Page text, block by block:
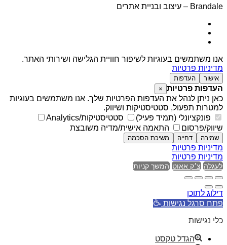
Brandale – עיצוב ובניית אתרים
אנו משתמשים בעוגיות לשיפור חוויית הגלישה ושירותי האתר.
מדיניות פרטיות
אישור העדפות
העדפות פרטיות ×
כאן ניתן לנהל את העדפות הפרטיות שלך. אנו משתמשים בעוגיות
למטרות תפעול, סטטיסטיקות ושיווק.
פונקציונלי (תמיד פעיל)
סטטיסטיקות/Analytics
שיווק/פרסום
התאמה אישית/מדיה משובצת
שמירה דחייה משיכת הסכמה
מדיניות פרטיות
מדיניות פרטיות
לעגלה צ׳ק אאוט המשך קניות
דילוג לתוכן
פתח סרגל נגישות
כלי נגישות
הגדל טקסט